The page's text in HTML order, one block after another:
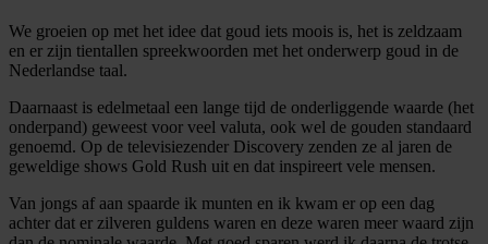
We groeien op met het idee dat goud iets moois is, het is zeldzaam
en er zijn tientallen spreekwoorden met het onderwerp goud in de
Nederlandse taal.
Daarnaast is edelmetaal een lange tijd de onderliggende waarde (het
onderpand) geweest voor veel valuta, ook wel de gouden standaard
genoemd. Op de televisiezender Discovery zenden ze al jaren de
geweldige shows Gold Rush uit en dat inspireert vele mensen.
Van jongs af aan spaarde ik munten en ik kwam er op een dag
achter dat er zilveren guldens waren en deze waren meer waard zijn